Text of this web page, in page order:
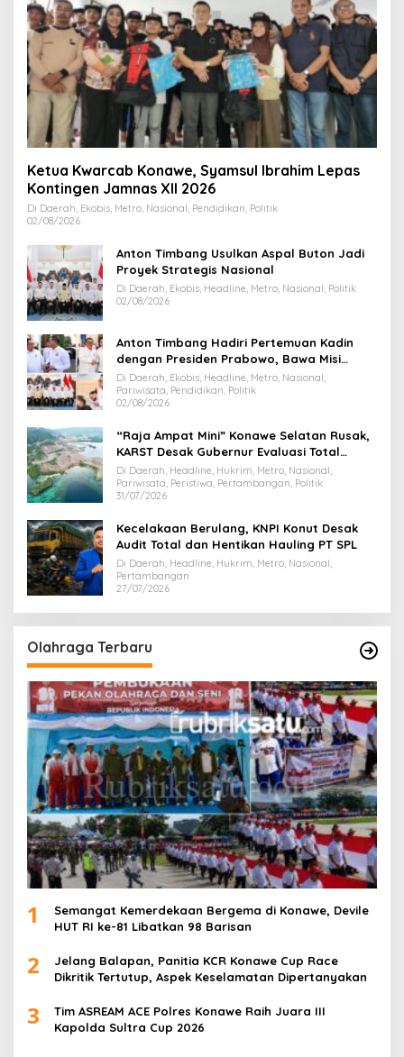
Ketua Kwarcab Konawe, Syamsul Ibrahim Lepas
Kontingen Jamnas XII 2026
Di Daerah, Ekobis, Metro, Nasional, Pendidikan, Politik
02/08/2026
Anton Timbang Usulkan Aspal Buton Jadi
Proyek Strategis Nasional
Di Daerah, Ekobis, Headline, Metro, Nasional, Politik
02/08/2026
Anton Timbang Hadiri Pertemuan Kadin
dengan Presiden Prabowo, Bawa Misi
Majukan Ekonomi Sultra
Di Daerah, Ekobis, Headline, Metro, Nasional,
Pariwisata, Pendidikan, Politik
02/08/2026
“Raja Ampat Mini” Konawe Selatan Rusak,
KARST Desak Gubernur Evaluasi Total
Dispar Sultra
Di Daerah, Headline, Hukrim, Metro, Nasional,
Pariwisata, Peristiwa, Pertambangan, Politik
31/07/2026
Kecelakaan Berulang, KNPI Konut Desak
Audit Total dan Hentikan Hauling PT SPL
Di Daerah, Headline, Hukrim, Metro, Nasional,
Pertambangan
27/07/2026
Olahraga Terbaru
1
Semangat Kemerdekaan Bergema di Konawe, Devile
HUT RI ke-81 Libatkan 98 Barisan
2
Jelang Balapan, Panitia KCR Konawe Cup Race
Dikritik Tertutup, Aspek Keselamatan Dipertanyakan
3
Tim ASREAM ACE Polres Konawe Raih Juara III
Kapolda Sultra Cup 2026